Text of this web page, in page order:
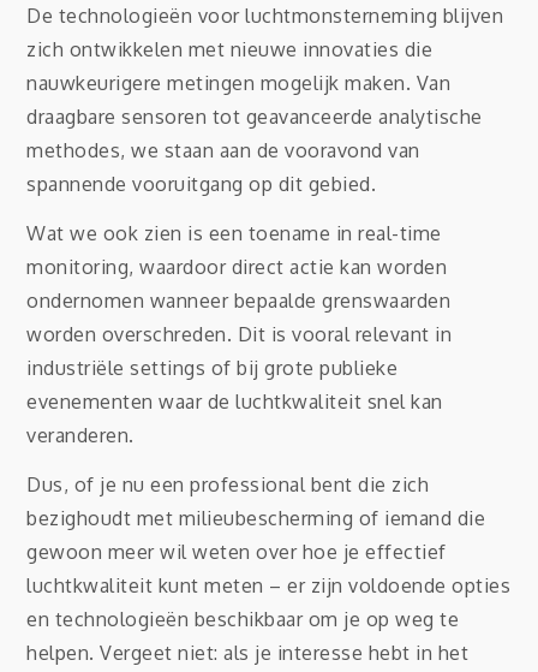
De technologieën voor luchtmonsterneming blijven
zich ontwikkelen met nieuwe innovaties die
nauwkeurigere metingen mogelijk maken. Van
draagbare sensoren tot geavanceerde analytische
methodes, we staan aan de vooravond van
spannende vooruitgang op dit gebied.
Wat we ook zien is een toename in real-time
monitoring, waardoor direct actie kan worden
ondernomen wanneer bepaalde grenswaarden
worden overschreden. Dit is vooral relevant in
industriële settings of bij grote publieke
evenementen waar de luchtkwaliteit snel kan
veranderen.
Dus, of je nu een professional bent die zich
bezighoudt met milieubescherming of iemand die
gewoon meer wil weten over hoe je effectief
luchtkwaliteit kunt meten – er zijn voldoende opties
en technologieën beschikbaar om je op weg te
helpen. Vergeet niet: als je interesse hebt in het